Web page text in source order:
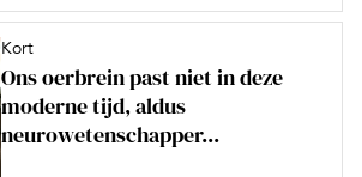
Kort
Ons oerbrein past niet in deze
moderne tijd, aldus
neurowetenschapper...